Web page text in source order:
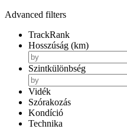
Advanced filters
TrackRank
Hosszúság (km)
Szintkülönbség
Vidék
Szórakozás
Kondíció
Technika